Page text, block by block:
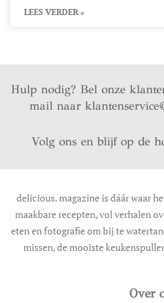
LEES VERDER »
Hulp nodig? Bel onze
mail naar
Volg ons en blijf op de
delicious. magazine is dáár waar
maakbare recepten, vol verhalen
eten en fotografie om bij te
missen, de mooiste
Over